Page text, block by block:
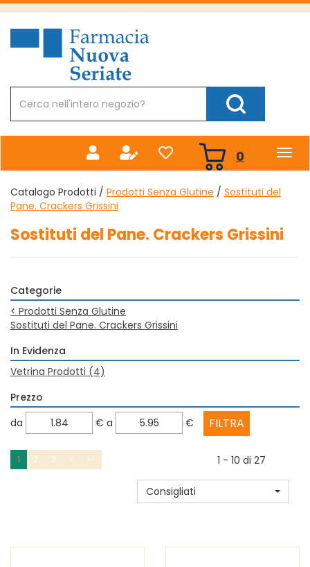
Passa
principale
Farmacia
Nuova
Prodotto
Cerca Prodotto
0 prodotti
inseriti
Catalogo Prodotti / Prodotti Senza Glutine / Sostituti del
Pane. Crackers Grissini
Sostituti del Pane. Crackers Grissini
Categorie
< Prodotti Senza Glutine
Sostituti del Pane. Crackers Grissini
In Evidenza
Vetrina Prodotti (4)
Prezzo
filtra
da € filtra
a €
1 2 3 » »» 1 - 10 di 27
Consigliati